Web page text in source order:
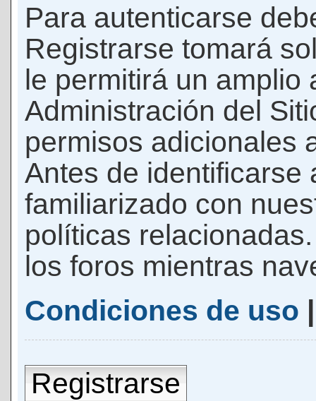
Para autenticarse
Registrarse tomará
le permitirá un amplio
Administración del
permisos adicionales
Antes de identificarse
familiarizado con
políticas
los foros mientras
Condiciones de uso
Registrarse